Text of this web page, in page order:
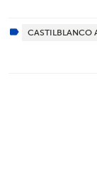
CASTILBLANCO